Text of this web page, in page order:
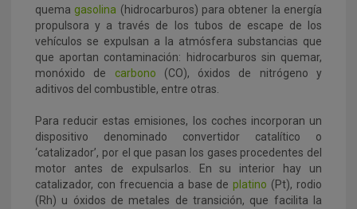
quema gasolina (hidrocarburos) para obtener la energía
propulsora y a través de los tubos de escape de los
vehículos se expulsan a la atmósfera substancias que
que aportan contaminación: hidrocarburos sin quemar,
monóxido de carbono (CO), óxidos de nitrógeno y
aditivos del combustible, entre otras.
Para reducir estas emisiones, los coches incorporan un
dispositivo denominado convertidor catalítico o
‘catalizador’, por el que pasan los gases procedentes del
motor antes de expulsarlos. En su interior hay un
catalizador, con frecuencia a base deplatino (Pt), rodio
(Rh) u óxidos de metales de transición, que facilita la